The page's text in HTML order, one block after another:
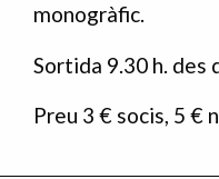
monogràfic.
Sortida 9.30 h. des
Preu 3 € socis, 5 €